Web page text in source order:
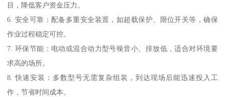
目，降低客户资金压力。
6. 安全可靠：配备多重安全装置，如超载保护、限位开关等，确保
作业过程稳定可控。
7. 环保节能：电动或混合动力型号噪音小、排放低，适合对环境要
求高的场所。
8. 快速安装：多数型号无需复杂组装，到达现场后能迅速投入工
作，节省时间成本。